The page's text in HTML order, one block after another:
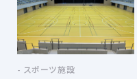
スポーツ施設